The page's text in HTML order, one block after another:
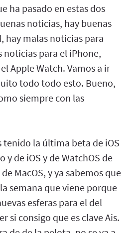
ha pasado en estas dos
noticias, hay buenas
hay malas noticias para
noticias para el iPhone,
Apple Watch. Vamos a ir
todo todo esto. Bueno,
siempre con las
tenido la última beta de iOS
y de iOS y de WatchOS de
de MacOS, y ya sabemos que
semana que viene porque
esferas para el del
si consigo que es clave Ais.